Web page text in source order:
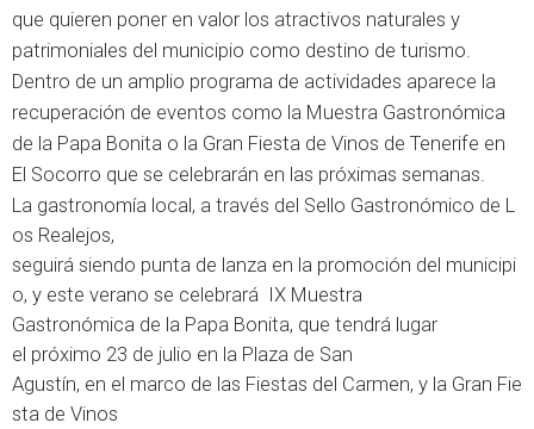
que quieren poner en valor los atractivos naturales y
patrimoniales del municipio como destino de turismo.
Dentro de un amplio programa de actividades aparece la
recuperación de eventos como la Muestra Gastronómica
de la Papa Bonita o la Gran Fiesta de Vinos de Tenerife en
El Socorro que se celebrarán en las próximas semanas.
La gastronomía local, a través del Sello Gastronómico de L
os Realejos,
seguirá siendo punta de lanza en la promoción del municipi
o, y este verano se celebrará IX Muestra
Gastronómica de la Papa Bonita, que tendrá lugar
el próximo 23 de julio en la Plaza de San
Agustín, en el marco de las Fiestas del Carmen, y la Gran Fie
sta de Vinos